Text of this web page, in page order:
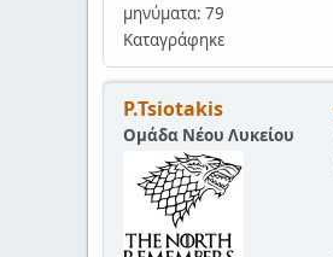
μηνύματα: 79
Καταγράφηκε
P.Tsiotakis
Ομάδα Νέου Λυκείου